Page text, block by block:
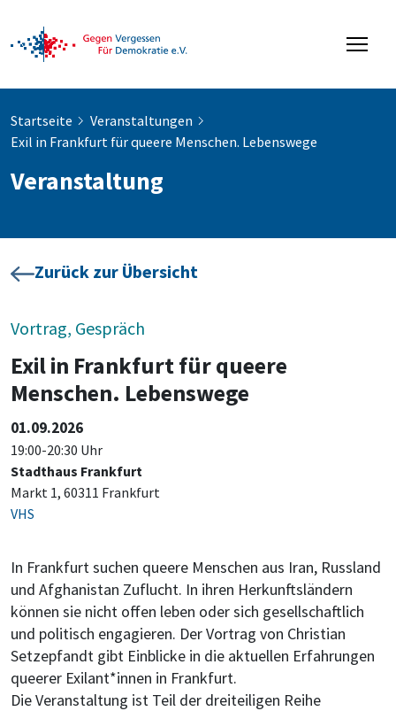
Startseite
Veranstaltungen
Exil in Frankfurt für queere Menschen. Lebenswege
Veranstaltung
Zurück zur Übersicht
Vortrag, Gespräch
Exil in Frankfurt für queere
Menschen. Lebenswege
01.09.2026
19:00-20:30 Uhr
Stadthaus Frankfurt
Markt 1, 60311 Frankfurt
VHS
In Frankfurt suchen queere Menschen aus Iran, Russland
und Afghanistan Zuflucht. In ihren Herkunftsländern
können sie nicht offen leben oder sich gesellschaftlich
und politisch engagieren. Der Vortrag von Christian
Setzepfandt gibt Einblicke in die aktuellen Erfahrungen
queerer Exilant*innen in Frankfurt.
Die Veranstaltung ist Teil der dreiteiligen Reihe